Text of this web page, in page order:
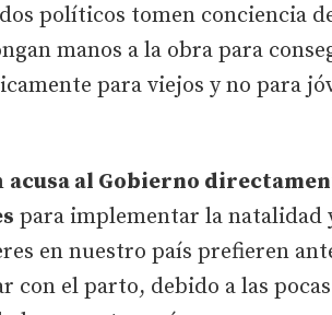
políticos tomen conciencia
manos a la obra para
para viejos y no para
acusa al Gobierno
para implementar la natalidad
en nuestro país prefieren
con el parto, debido a las pocas